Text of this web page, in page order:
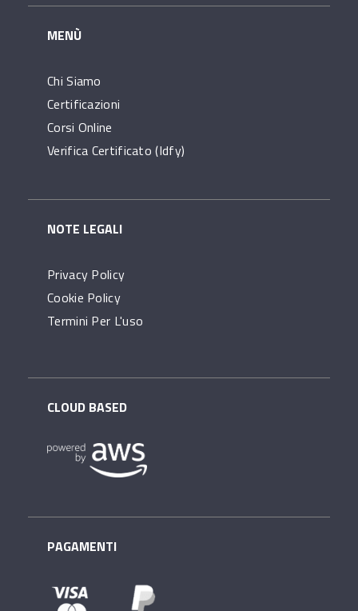
MENÙ
Chi Siamo
Certificazioni
Corsi Online
Verifica Certificato (idfy)
NOTE LEGALI
Privacy Policy
Cookie Policy
Termini Per L'uso
CLOUD BASED
PAGAMENTI